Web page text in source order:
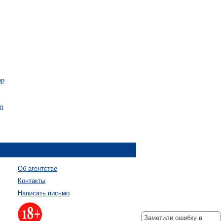
Об агентстве
Контакты
Написать письмо
Заметили ошибку в